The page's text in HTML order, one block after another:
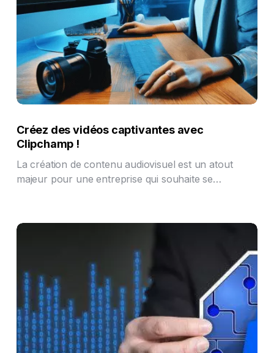
Créez des vidéos captivantes avec
Clipchamp !
La création de contenu audiovisuel est un atout
majeur pour une entreprise qui souhaite se…